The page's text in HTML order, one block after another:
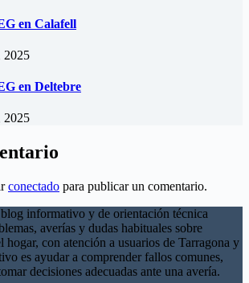
en Calafell
2025
en Deltebre
2025
conectado para publicar un comentario.
informativo y de orientación técnica
averías y dudas habituales sobre
hogar, con atención a usuarios de Tarragona y
es ayudar a comprender fallos comunes,
decisiones adecuadas ante una avería.